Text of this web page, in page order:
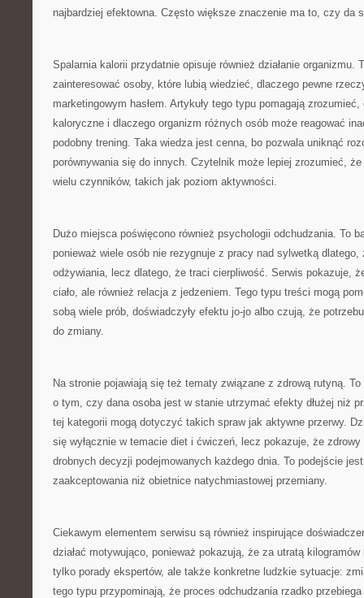
najbardziej efektowna. Często większe znaczenie ma to, czy da
Spalarnia kalorii przydatnie opisuje również działanie organizmu.
zainteresować osoby, które lubią wiedzieć, dlaczego pewne
marketingowym hasłem. Artykuły tego typu pomagają
kaloryczne i dlaczego organizm różnych osób może reagować
podobny trening. Taka wiedza jest cenna, bo pozwala uniknąć
porównywania się do innych. Czytelnik może lepiej zrozumieć,
wielu czynników, takich jak poziom aktywności.
Dużo miejsca poświęcono również psychologii odchudzania. To
ponieważ wiele osób nie rezygnuje z pracy nad sylwetką
odżywiania, lecz dlatego, że traci cierpliwość. Serwis pokazuje,
ciało, ale również relacja z jedzeniem. Tego typu treści mogą
sobą wiele prób, doświadczyły efektu jo-jo albo czują, że
do zmiany.
Na stronie pojawiają się też tematy związane z zdrową rutyną.
o tym, czy dana osoba jest w stanie utrzymać efekty dłużej niż
tej kategorii mogą dotyczyć takich spraw jak aktywne przerwy.
się wyłącznie w temacie diet i ćwiczeń, lecz pokazuje, że
drobnych decyzji podejmowanych każdego dnia. To podejście jest
zaakceptowania niż obietnice natychmiastowej przemiany.
Ciekawym elementem serwisu są również inspirujące
działać motywująco, ponieważ pokazują, że za utratą
tylko porady ekspertów, ale także konkretne ludzkie sytuacje:
tego typu przypominają, że proces odchudzania rzadko